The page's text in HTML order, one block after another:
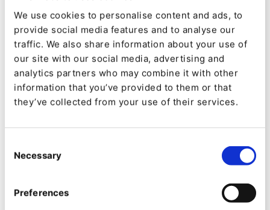
We use cookies to personalise content and ads, to
provide social media features and to analyse our
traffic. We also share information about your use of
our site with our social media, advertising and
analytics partners who may combine it with other
information that you’ve provided to them or that
they’ve collected from your use of their services.
Selection
Necessary
Preferences
Produktspezifikationen ändern, verbringen sie
vielleicht nur 5 % ihrer gesamten Kaufphase in
Kontakt mit Ihrem Vertriebsteam.
Als Reaktion darauf stellen einige Unternehmen
funktionsübergreifende Teams zusammen und
überlassen den Mitarbeitern aus den Bereichen
Kundenservice, Supply Chain und IT die
Verantwortung für verschiedene Bereiche der
Customer Journey. Andere wiederum ernennen